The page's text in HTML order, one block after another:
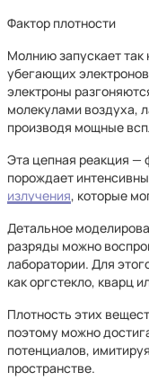
Фактор плотности
Молнию запускает так
убегающих
электроны
молекулами воздуха,
производя мощные
Эта цепная реакция —
порождает
излучения, которые
Детальное
разряды можно
лаборатории. Для
как оргстекло, кварц
Плотность этих
поэтому можно
потенциалов,
пространстве.